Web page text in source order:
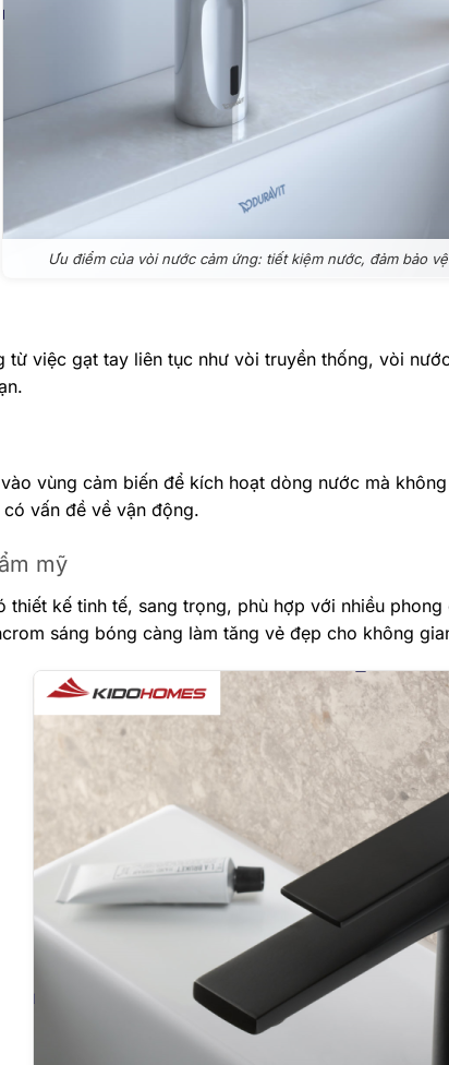
Ưu điểm của vòi nước cảm ứng: tiết kiệm nước, đảm bảo
từ việc gạt tay liên tục như vòi truyền thống, vòi
vùng cảm biến để kích hoạt dòng nước mà
vấn đề về vận động.
mỹ
thiết kế tinh tế, sang trọng, phù hợp với nhiều
sáng bóng càng làm tăng vẻ đẹp cho không